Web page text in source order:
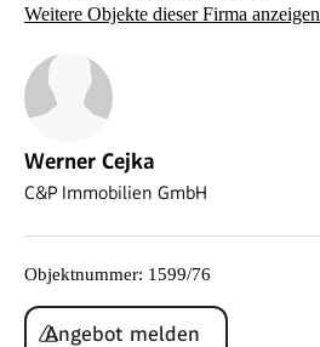
Weitere Objekte dieser Firma anzeigen
Werner Cejka
C&P Immobilien GmbH
Objektnummer: 1599/76
Angebot melden